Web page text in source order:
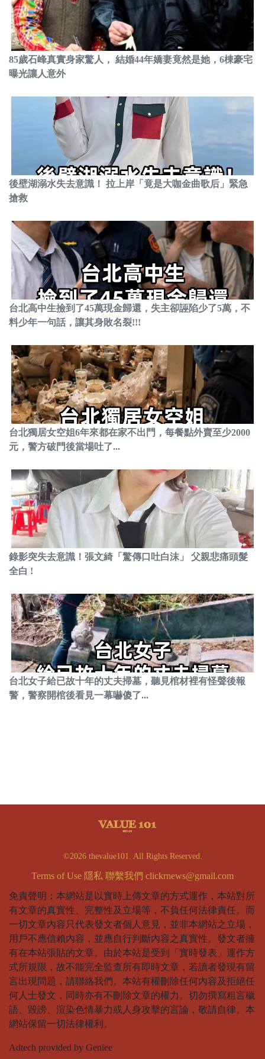
85歲石峰真實身家驚人， 結婚44年嬌妻竟然是她，6棟豪宅
曝光讓人意外
後壁湖溺水失去意識！ 拉上岸「竟是大咖金曲歌后」緊急
搶救
台北高中生撿到了45萬現金歸還，失主卻誣陷少了5萬，不
料少年一句話，讓其身敗名裂!!!
台北獨居女空姐6年來都在家不出門，每餐點外賣至少2000
元，警方破門後當場吐了...
錄影突失去意識！張文綺「驚傳口吐白沫」 父親悲痛頭髮
全白 !
台北女子給已故十年的丈夫掃墓，聽見棺材裡有怪聲後報
警，警察開棺後看見一幕嚇傻了...
©2026 thevalue101. All Rights Reserved.
Terms of Use 隱私 聯繫我們 clickrnews@gmail.com
免責聲明：本網站是以實時上傳文章的方式運作，本站對所
有文章的真實性、完整性及立場等，不負任何法律責任。而
一切文章內容只代表發文者個人意見，並非本網站之立場，
用戶不應信賴內容，並應自行判斷內容之真實性。發文者擁
有在本站張貼的文章。由於本站是受到「實時發表」運作方
式所規限，故不能完全監查所有即時文章，若讀者發現有留
言出現問題，請聯絡我們。本站有權刪除任何內容及拒絕任
何人士發文，同時亦有不刪除文章的權力。切勿撰寫粗言穢
語、毀謗、渲染色情暴力或人身攻擊的言論，敬請自律。本
網站保留一切法律權利。
Adtech provided by Geniee